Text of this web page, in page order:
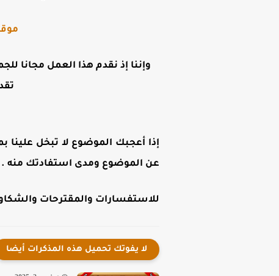
وإننا إذ نقدم هذا العمل مجانا
إذا أعجبك الموضوع لا تبخل علينا
عن الموضوع ومدى استفادتك منه .
للاستفسارات والمقترحات
لا يفوتك تحميل هذه المذكرات أيضا